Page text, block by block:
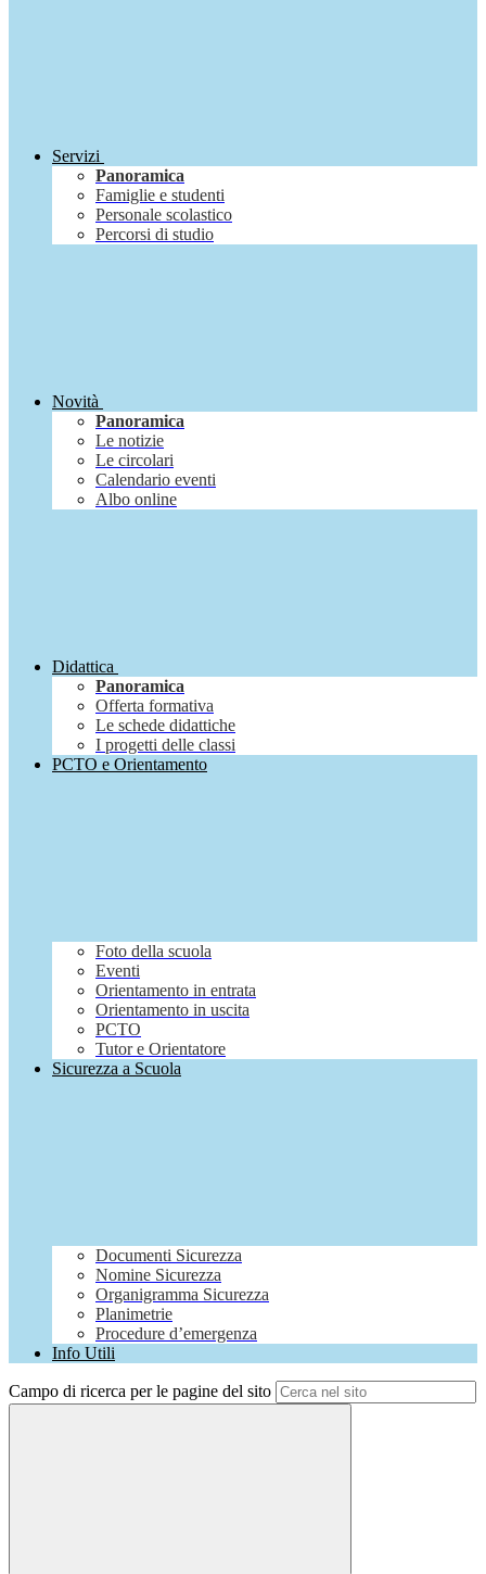
Servizi
Panoramica
Famiglie e studenti
Personale scolastico
Percorsi di studio
Novità
Panoramica
Le notizie
Le circolari
Calendario eventi
Albo online
Didattica
Panoramica
Offerta formativa
Le schede didattiche
I progetti delle classi
PCTO e Orientamento
Foto della scuola
Eventi
Orientamento in entrata
Orientamento in uscita
PCTO
Tutor e Orientatore
Sicurezza a Scuola
Documenti Sicurezza
Nomine Sicurezza
Organigramma Sicurezza
Planimetrie
Procedure d’emergenza
Info Utili
Campo di ricerca per le pagine del sito